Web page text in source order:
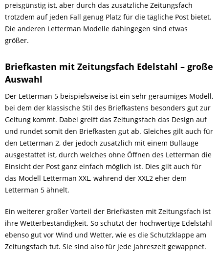
preisgünstig ist, aber durch das zusätzliche Zeitungsfach
trotzdem auf jeden Fall genug Platz für die tägliche Post bietet.
Die anderen Letterman Modelle dahingegen sind etwas
größer.
Briefkasten mit Zeitungsfach Edelstahl – große
Auswahl
Der Letterman 5 beispielsweise ist ein sehr geräumiges Modell,
bei dem der klassische Stil des Briefkastens besonders gut zur
Geltung kommt. Dabei greift das Zeitungsfach das Design auf
und rundet somit den Briefkasten gut ab. Gleiches gilt auch für
den Letterman 2, der jedoch zusätzlich mit einem Bullauge
ausgestattet ist, durch welches ohne Öffnen des Letterman die
Einsicht der Post ganz einfach möglich ist. Dies gilt auch für
das Modell Letterman XXL, während der XXL2 eher dem
Letterman 5 ähnelt.
Ein weiterer großer Vorteil der Briefkästen mit Zeitungsfach ist
ihre Wetterbeständigkeit. So schützt der hochwertige Edelstahl
ebenso gut vor Wind und Wetter, wie es die Schutzklappe am
Zeitungsfach tut. Sie sind also für jede Jahreszeit gewappnet.